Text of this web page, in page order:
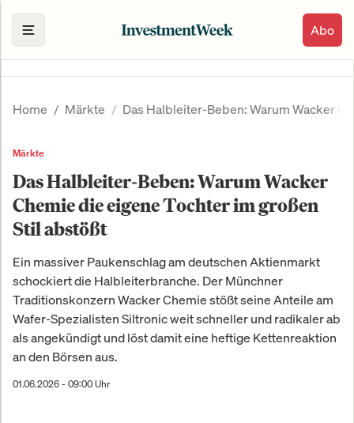
Abo
Home Märkte Das Halbleiter-Beben: Warum Wacker
Märkte
Das Halbleiter-Beben: Warum Wacker
Chemie die eigene Tochter im großen
Stil abstößt
Ein massiver Paukenschlag am deutschen Aktienmarkt
schockiert die Halbleiterbranche. Der Münchner
Traditionskonzern Wacker Chemie stößt seine Anteile am
Wafer-Spezialisten Siltronic weit schneller und radikaler ab
als angekündigt und löst damit eine heftige Kettenreaktion
an den Börsen aus.
01.06.2026 - 09:00 Uhr